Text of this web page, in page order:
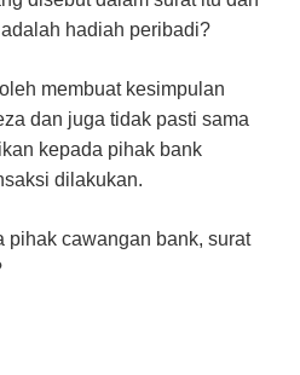
hadiah peribadi?
membuat kesimpulan
dan juga tidak pasti sama
kepada pihak bank
dilakukan.
pihak cawangan bank, surat